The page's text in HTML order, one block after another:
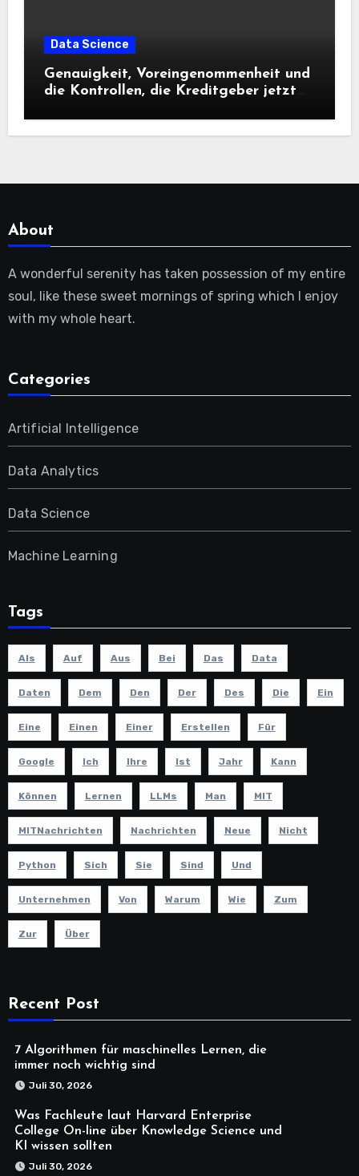
Data Science
Genauigkeit, Voreingenommenheit und
die Kontrollen, die Kreditgeber jetzt
About
A wonderful serenity has taken possession of my entire
soul, like these sweet mornings of spring which I enjoy
with my whole heart.
Categories
Artificial Intelligence
Data Analytics
Data Science
Machine Learning
Tags
Als Auf Aus Bei Das Data
Daten Dem Den Der Des Die Ein
Eine Einen Einer Erstellen Für
Google Ich Ihre Ist Jahr Kann
Können Lernen LLMs Man MIT
MITNachrichten Nachrichten Neue Nicht
Python Sich Sie Sind Und
Unternehmen Von Warum Wie Zum
Zur Über
Recent Post
7 Algorithmen für maschinelles Lernen, die
immer noch wichtig sind
Juli 30, 2026
Was Fachleute laut Harvard Enterprise
College On-line über Knowledge Science und
KI wissen sollten
Juli 30, 2026